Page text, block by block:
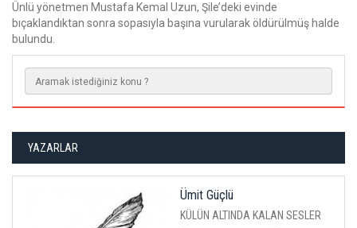
Ünlü yönetmen Mustafa Kemal Uzun, Şile’deki evinde
bıçaklandıktan sonra sopasıyla başına vurularak öldürülmüş halde
bulundu.
YAZARLAR
Ümit Güçlü
KÜLÜN ALTINDA KALAN SESLER